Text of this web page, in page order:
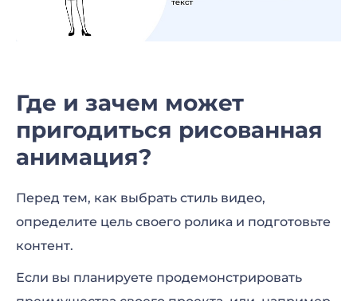
Где и зачем может
пригодиться рисованная
анимация?
Перед тем, как выбрать стиль видео,
определите цель своего ролика и подготовьте
контент.
Если вы планируете продемонстрировать